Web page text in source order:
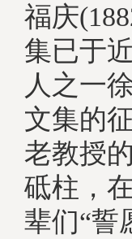
福庆
集已于
人之一
文集的
老教授
砥柱，
辈们“誓